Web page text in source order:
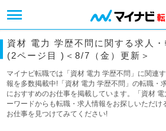
資材 電力 学歴不問に関する求人
(2ページ目 )＜8/7（金）更新＞
マイナビ転職では「資材 電力 学歴不問」に関連
報を多数掲載中!「資材 電力 学歴不問」の転職・
におすすめのお仕事を掲載しています。「資材
ーワードからも転職・求人情報をお探しいただ
お仕事を見つけてみてください!